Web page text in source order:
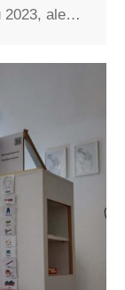
2023, ale…